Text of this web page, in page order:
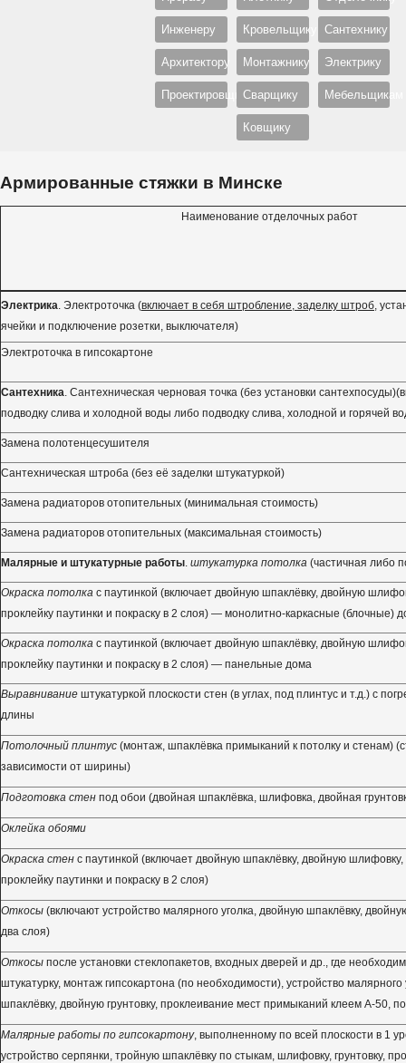
Инженеру
Архитектору
Проектировщику
Кровельщику
Монтажнику
Сварщику
Ковщику
Сантехнику
Электрику
Мебельщикам
Армированные стяжки в Минске
Наименование отделочных работ
Электрика . Электроточка (включает в себя штробление, заделку штроб ,
ячейки и подключение розетки, выключателя)
Электроточка в гипсокартоне
Сантехника . Сантехническая черновая точка (без установки
подводку слива и холодной воды либо подводку слива, холодной и горячей
Замена полотенцесушителя
Сантехническая штроба (без её заделки штукатуркой)
Замена радиаторов отопительных (минимальная стоимость)
Замена радиаторов отопительных (максимальная стоимость)
Малярные и штукатурные работы штукатурка потолка (частичная либо
Окраска потолка с паутинкой (включает двойную шпаклёвку, двойную
проклейку паутинки и покраску в 2 слоя) — монолитно-каркасные (блочные)
Окраска потолка с паутинкой (включает двойную шпаклёвку, двойную
проклейку паутинки и покраску в 2 слоя) — панельные дома
Выравнивание штукатуркой плоскости стен (в углах, под плинтус и т.д.) с
длины
Потолочный плинтус (монтаж, шпаклёвка примыканий к потолку и стенам)
зависимости от ширины)
Подготовка стен под обои (двойная шпаклёвка, шлифовка, двойная
Оклейка обоями
Окраска стен с паутинкой (включает двойную шпаклёвку, двойную шлифовку,
проклейку паутинки и покраску в 2 слоя)
Откосы (включают устройство малярного уголка, двойную шпаклёвку,
два слоя)
Откосы после установки стеклопакетов, входных дверей и др., где
штукатурку, монтаж гипсокартона (по необходимости), устройство малярного
шпаклёвку, двойную грунтовку, проклеивание мест примыканий клеем А-50,
Малярные работы по гипсокартону, выполненному по всей плоскости в 1
устройство серпянки, тройную шпаклёвку по стыкам, шлифовку, грунтовку,